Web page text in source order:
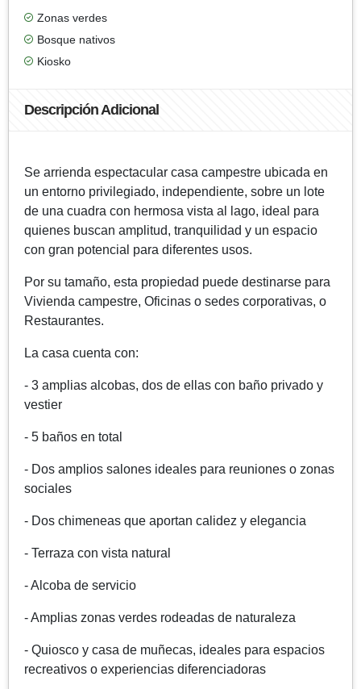
Zonas verdes
Bosque nativos
Kiosko
Descripción Adicional
Se arrienda espectacular casa campestre ubicada en
un entorno privilegiado, independiente, sobre un lote
de una cuadra con hermosa vista al lago, ideal para
quienes buscan amplitud, tranquilidad y un espacio
con gran potencial para diferentes usos.
Por su tamaño, esta propiedad puede destinarse para
Vivienda campestre, Oficinas o sedes corporativas, o
Restaurantes.
La casa cuenta con:
- 3 amplias alcobas, dos de ellas con baño privado y
vestier
- 5 baños en total
- Dos amplios salones ideales para reuniones o zonas
sociales
- Dos chimeneas que aportan calidez y elegancia
- Terraza con vista natural
- Alcoba de servicio
- Amplias zonas verdes rodeadas de naturaleza
- Quiosco y casa de muñecas, ideales para espacios
recreativos o experiencias diferenciadoras